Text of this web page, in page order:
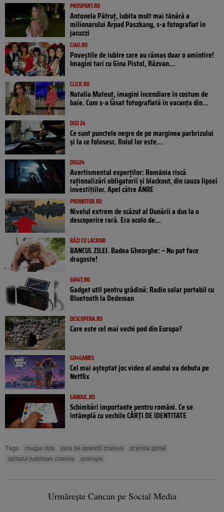
PROSPORT.RO
Antonela Pătruț, iubita mult mai tânără a
milionarului Arpad Paszkany, s-a fotografiat în
jacuzzi
CIAO.RO
Poveştile de iubire care au rămas doar o amintire!
Imagini tari cu Gina Pistol, Răzvan...
CLICK.RO
Natalia Mateuț, imagini incendiare în costum de
baie. Cum s-a lăsat fotografiată în vacanța din...
DIGI 24
Ce sunt punctele negre de pe marginea parbrizului
și la ce folosesc. Rolul lor este...
DIGI24
Avertismentul experților: România riscă
raționalizări obligatorii și blackout, din cauza lipsei
investițiilor. Apel către ANRE
PROMOTOR.RO
Nivelul extrem de scăzut al Dunării a dus la o
descoperire rară. Era acolo de...
RÂZI CU LACRIMI
BANCUL ZILEI. Badea Gheorghe: – Nu pot face
dragoste!
GO4IT.RO
Gadget util pentru grădină: Radio solar portabil cu
Bluetooth la Dedeman
DESCOPERA.RO
Care este cel mai vechi pod din Europa?
GO4GAMES
Cel mai așteptat joc video al anului va debuta pe
Netflix
GANDUL.RO
Schimbări importante pentru români. Ce se
întâmplă cu vechile CĂRȚI DE IDENTITATE
Tags: mugur riza sala de operatii craiova
scanda spital
spitalul judetean craiova
urologie
Urmărește Cancan pe Social Media